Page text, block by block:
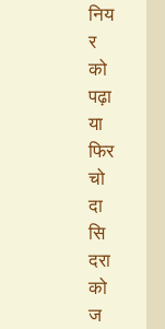
निय
र
को
पढ़ा
या
फिर
चो
दा
सि
दरा
को
ज